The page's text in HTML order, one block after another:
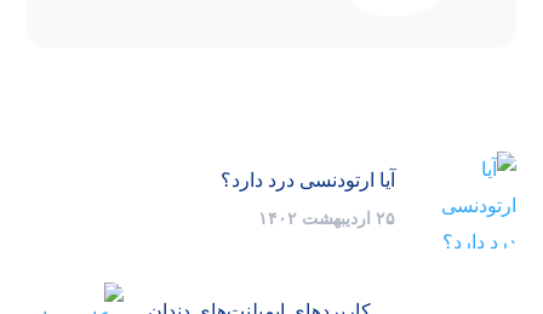
آیا ارتودنسی درد دارد؟
۲۵ اردیبهشت ۱۴۰۲